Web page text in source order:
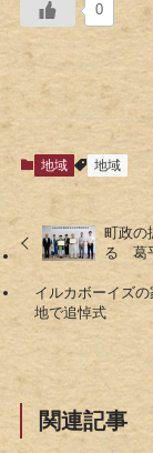
0
地域 地域
町政の
る 葛
イルカボーイズ
地で追悼式
関連記事